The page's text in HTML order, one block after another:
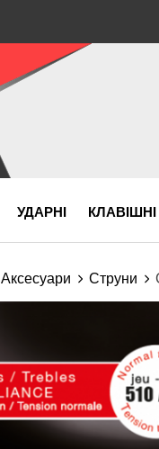
УДАРНІ КЛАВІШНІ
Аксесуари Струни